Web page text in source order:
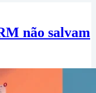
não salvam